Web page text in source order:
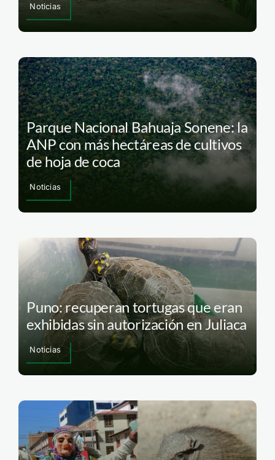
Noticias
Parque Nacional Bahuaja Sonene: la
ANP con más hectáreas de cultivos
de hoja de coca
Noticias
Puno: recuperan tortugas que eran
exhibidas sin autorización en Juliaca
Noticias